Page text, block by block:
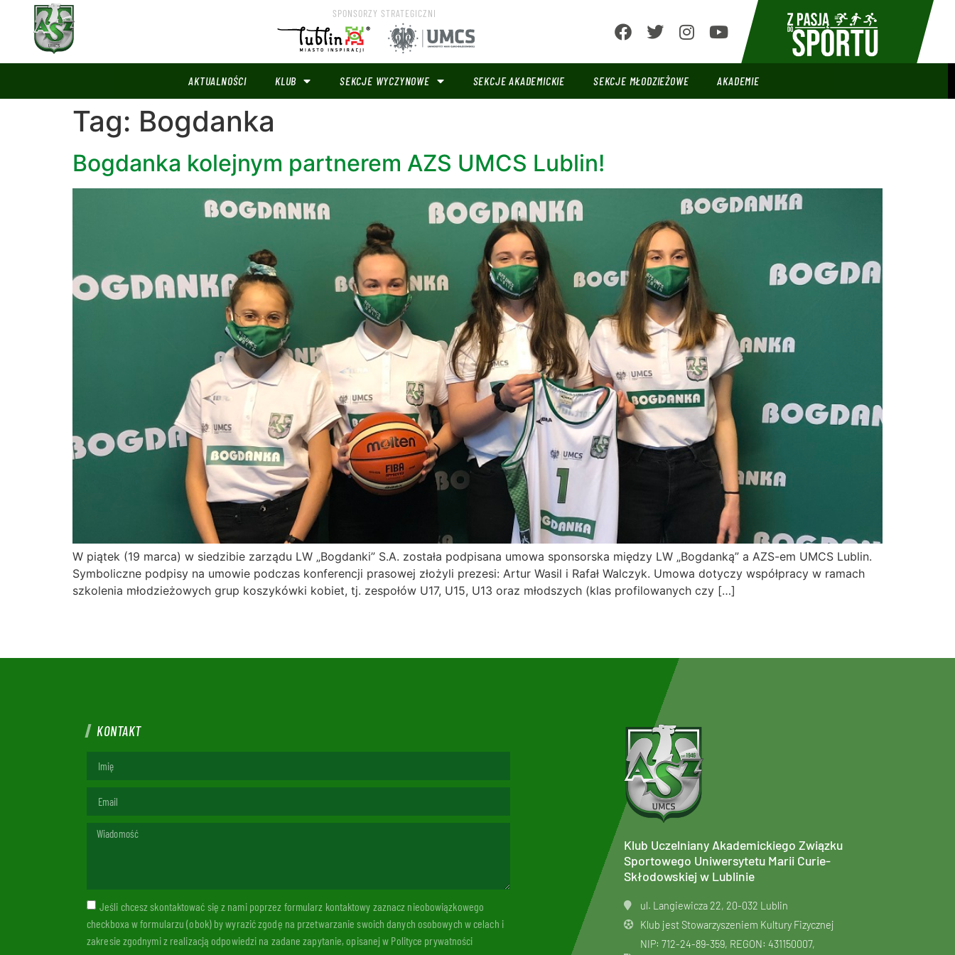
SPONSORZY STRATEGICZNI
AKTUALNOŚCI KLUB SEKCJE WYCZYNOWE SEKCJE AKADEMICKIE SEKCJE MŁODZIEŻOWE AKADEMIE
Tag: Bogdanka
Bogdanka kolejnym partnerem AZS UMCS Lublin!
W piątek (19 marca) w siedzibie zarządu LW „Bogdanki” S.A. została podpisana umowa sponsorska między LW „Bogdanką” a AZS-em UMCS Lublin.
Symboliczne podpisy na umowie podczas konferencji prasowej złożyli prezesi: Artur Wasil i Rafał Walczyk. Umowa dotyczy współpracy w ramach
szkolenia młodzieżowych grup koszykówki kobiet, tj. zespołów U17, U15, U13 oraz młodszych (klas profilowanych czy […]
KONTAKT
Jeśli chcesz skontaktować się z nami poprzez formularz kontaktowy zaznacz nieobowiązkowego
checkboxa w formularzu (obok) by wyrazić zgodę na przetwarzanie swoich danych osobowych w celach i
zakresie zgodnymi z realizacją odpowiedzi na zadane zapytanie, opisanej w Polityce prywatności
Klub Uczelniany Akademickiego Związku
Sportowego Uniwersytetu Marii Curie-
Skłodowskiej w Lublinie
ul. Langiewicza 22, 20-032 Lublin
Klub jest Stowarzyszeniem Kultury Fizycznej
NIP: 712-24-89-359, REGON: 431150007,